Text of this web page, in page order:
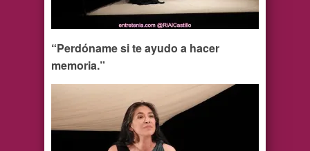
“Perdóname si te ayudo a hacer
memoria.”